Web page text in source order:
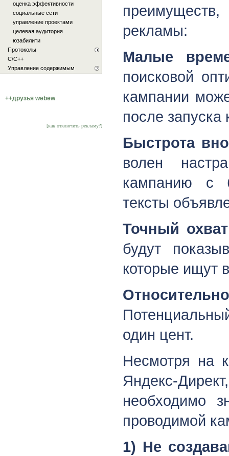
рекламы:
Малые
поисковой
кампании
после запуска
Быстрота
волен
кампанию с
тексты
Точный
будут
которые ищут
один цент.
Несмотря на
Яндекс-
необходимо
проводимой
1) Не
оценка эффективности
социальные сети
управление проектами
целевая аудитория
юзабилити
Протоколы
С/C++
Управление содержимым
++друзья webew
[как отключить рекламу?]